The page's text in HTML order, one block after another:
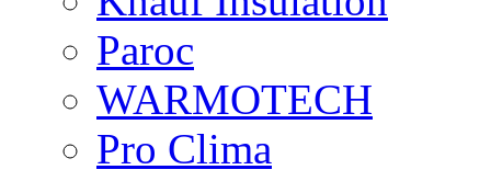
Paroc
WARMOTECH
Pro Clima